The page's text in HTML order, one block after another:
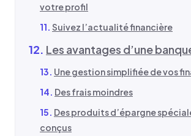
votre profil
Suivez l’actualité financière
Les avantages d’une
Une gestion simplifiée de vos
Des frais moindres
Des produits d’épargne
conçus